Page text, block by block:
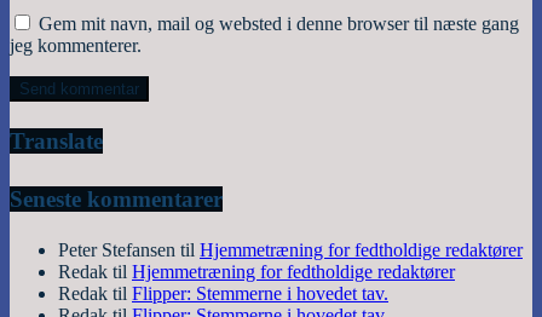
Gem mit navn, mail og websted i denne browser til næste gang
jeg kommenterer.
Translate
Seneste kommentarer
Peter Stefansen til Hjemmetræning for fedtholdige redaktører
Redak til Hjemmetræning for fedtholdige redaktører
Redak til Flipper: Stemmerne i hovedet tav.